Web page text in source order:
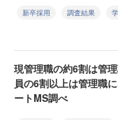
新卒採用 調査結果
現管理職の約6割は管
員の6割以上は管理職
ートMS調べ